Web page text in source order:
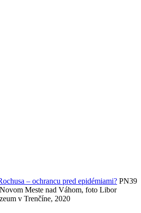
– ochrancu pred epidémiami? PN39
Meste nad Váhom, foto Libor
v Trenčíne, 2020